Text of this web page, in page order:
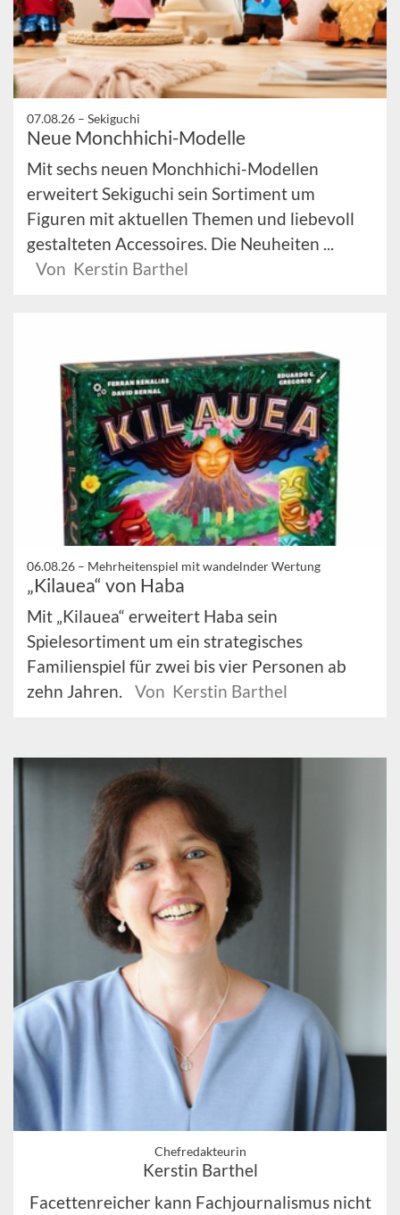
07.08.26 – Sekiguchi
Neue Monchhichi-Modelle
Mit sechs neuen Monchhichi-Modellen
erweitert Sekiguchi sein Sortiment um
Figuren mit aktuellen Themen und liebevoll
gestalteten Accessoires. Die Neuheiten ...
Von Kerstin Barthel
06.08.26 – Mehrheitenspiel mit wandelnder Wertung
„Kilauea“ von Haba
Mit „Kilauea“ erweitert Haba sein
Spielesortiment um ein strategisches
Familienspiel für zwei bis vier Personen ab
zehn Jahren.
Von Kerstin Barthel
Chefredakteurin
Kerstin Barthel
Facettenreicher kann Fachjournalismus nicht